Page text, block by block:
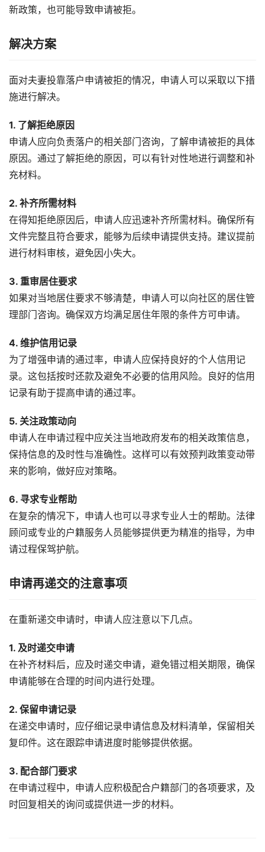
新政策，也可能导致申请被拒。
解决方案
面对夫妻投靠落户申请被拒的情况，申请人可以采取以下措
施进行解决。
1. 了解拒绝原因
申请人应向负责落户的相关部门咨询，了解申请被拒的具体
原因。通过了解拒绝的原因，可以有针对性地进行调整和补
充材料。
2. 补齐所需材料
在得知拒绝原因后，申请人应迅速补齐所需材料。确保所有
文件完整且符合要求，能够为后续申请提供支持。建议提前
进行材料审核，避免因小失大。
3. 重审居住要求
如果对当地居住要求不够清楚，申请人可以向社区的居住管
理部门咨询。确保双方均满足居住年限的条件方可申请。
4. 维护信用记录
为了增强申请的通过率，申请人应保持良好的个人信用记
录。这包括按时还款及避免不必要的信用风险。良好的信用
记录有助于提高申请的通过率。
5. 关注政策动向
申请人在申请过程中应关注当地政府发布的相关政策信息，
保持信息的及时性与准确性。这样可以有效预判政策变动带
来的影响，做好应对策略。
6. 寻求专业帮助
在复杂的情况下，申请人也可以寻求专业人士的帮助。法律
顾问或专业的户籍服务人员能够提供更为精准的指导，为申
请过程保驾护航。
申请再递交的注意事项
在重新递交申请时，申请人应注意以下几点。
1. 及时递交申请
在补齐材料后，应及时递交申请，避免错过相关期限，确保
申请能够在合理的时间内进行处理。
2. 保留申请记录
在递交申请时，应仔细记录申请信息及材料清单，保留相关
复印件。这在跟踪申请进度时能够提供依据。
3. 配合部门要求
在申请过程中，申请人应积极配合户籍部门的各项要求，及
时回复相关的询问或提供进一步的材料。